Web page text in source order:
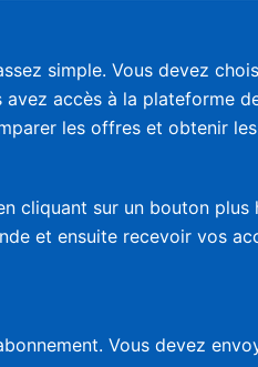
simple. Vous devez
accès à la plateforme
les offres et obtenir
cliquant sur un bouton
et ensuite recevoir vos
Vous devez